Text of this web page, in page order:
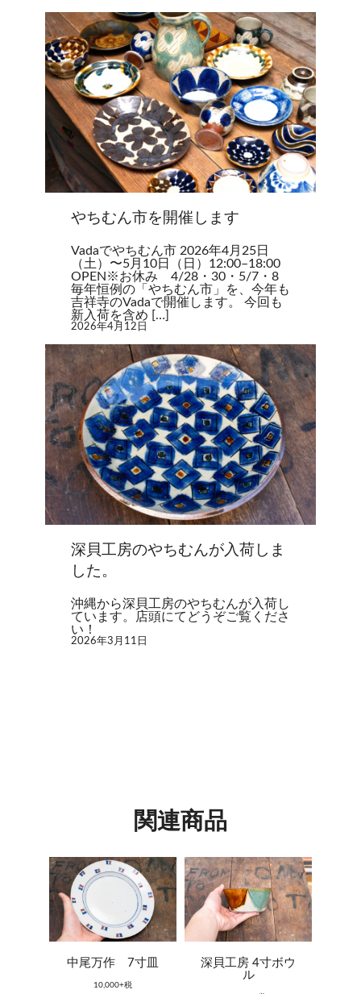
やちむん市を開催します
Vadaでやちむん市 2026年4月25日
（土）〜5月10日（日）12:00–18:00
OPEN※お休み 4/28・30・5/7・8
毎年恒例の「やちむん市」を、今年も
吉祥寺のVadaで開催します。 今回も
新入荷を含め […]
2026年4月12日
深貝工房のやちむんが入荷しま
した。
沖縄から深貝工房のやちむんが入荷し
ています。店頭にてどうぞご覧くださ
い！
2026年3月11日
関連商品
中尾万作 7寸皿
10,000+税
深貝工房 4寸ボウ
ル